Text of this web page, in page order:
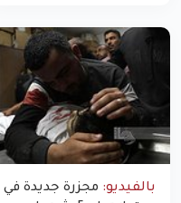
بالفيديو: مجزرة جديدة في